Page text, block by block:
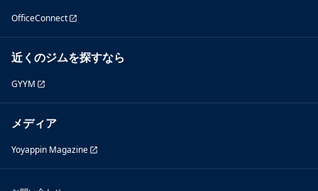
OfficeConnect
近くのジムを探すなら
GYYM
メディア
Yoyappin Magazine